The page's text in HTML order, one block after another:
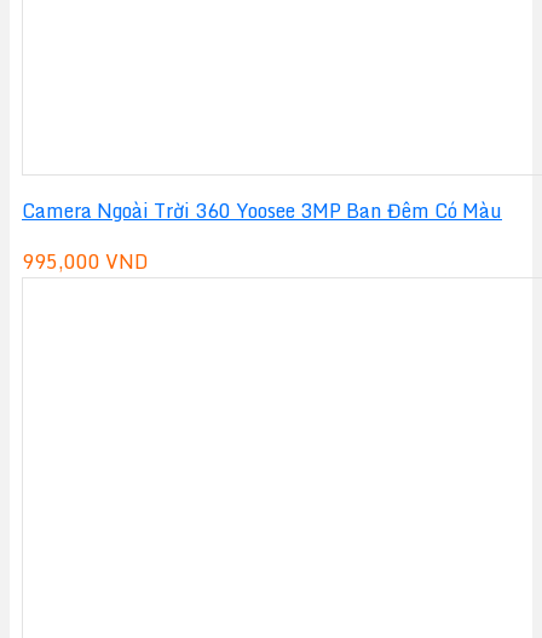
Camera Ngoài Trời 360 Yoosee 3MP Ban Đêm Có Màu
995,000VND